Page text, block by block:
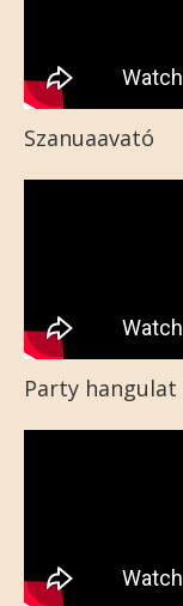
Szanuaavató
Party hangulat